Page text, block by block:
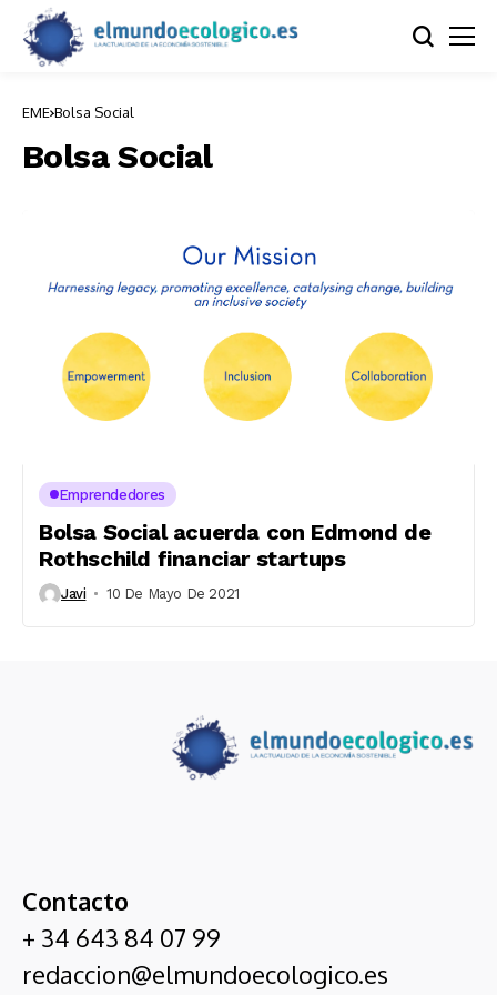
EME Bolsa Social
Bolsa Social
Emprendedores
Bolsa Social acuerda con Edmond de
Rothschild financiar startups
Javi 10 De Mayo De 2021
Contacto
+ 34 643 84 07 99
redaccion@elmundoecologico.es